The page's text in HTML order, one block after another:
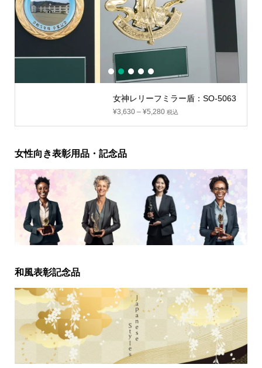
女神レリーフミラー盾：SO-5063
1 2 3 4 5
女性向き表彰用品・記念品
和風表彰記念品